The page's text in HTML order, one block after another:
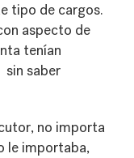
tipo de cargos.
aspecto de
tenían
sin saber
no importa
le importaba,